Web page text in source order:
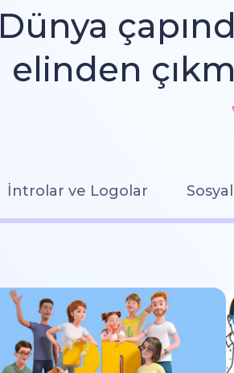
Dünya
elinden
İntrolar ve Logolar